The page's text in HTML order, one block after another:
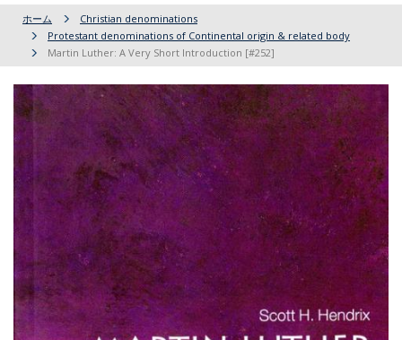
ホーム
Christian denominations
Protestant denominations of Continental origin & related body
Martin Luther: A Very Short Introduction [#252]